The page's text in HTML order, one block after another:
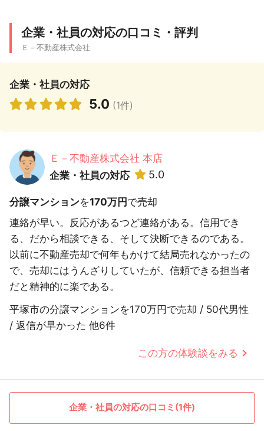
企業・社員の対応の口コミ・評判
Ｅ－不動産株式会社
企業・社員の対応
5.0 (1件)
Ｅ－不動産株式会社 本店
企業・社員の対応
5.0
分譲マンションを170万円 で売却
連絡が早い。反応があるつど連絡がある。信用でき
る、だから相談できる、そして決断できるのである。
以前に不動産売却で何年もかけて結局売れなかったの
で、売却にはうんざりしていたが、信頼できる担当者
だと精神的に楽である。
平塚市の分譲マンションを170万円で売却 / 50代男性
/ 返信が早かった 他6件
この方の体験談をみる
企業・社員の対応の口コミ(1件)